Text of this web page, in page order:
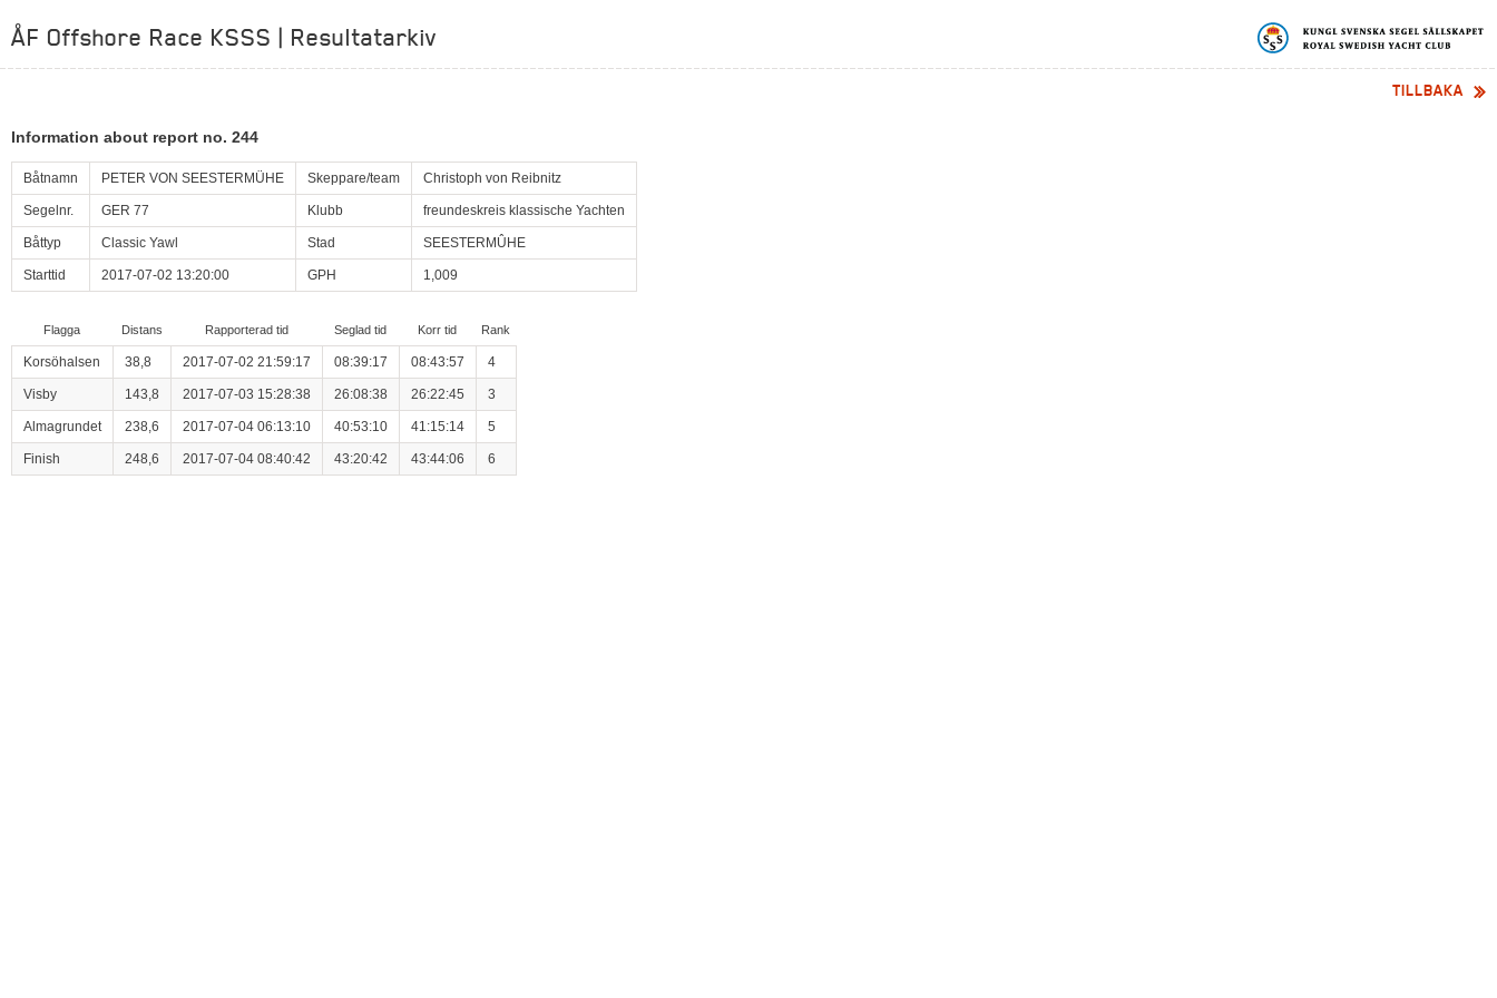
ÅF Offshore Race KSSS | Resultatarkiv
TILLBAKA
Information about report no. 244
Båtnamn PETER VON SEESTERMÜHE Skeppare/team Christoph von Reibnitz
Segelnr. GER 77 Klubb freundeskreis klassische Yachten
Båttyp Classic Yawl Stad SEESTERMÛHE
Starttid 2017-07-02 13:20:00 GPH 1,009
Flagga Distans Rapporterad tid Seglad tid Korr tid Rank
Korsöhalsen 38,8 2017-07-02 21:59:17 08:39:17 08:43:57 4
Visby 143,8 2017-07-03 15:28:38 26:08:38 26:22:45 3
Almagrundet 238,6 2017-07-04 06:13:10 40:53:10 41:15:14 5
Finish 248,6 2017-07-04 08:40:42 43:20:42 43:44:06 6